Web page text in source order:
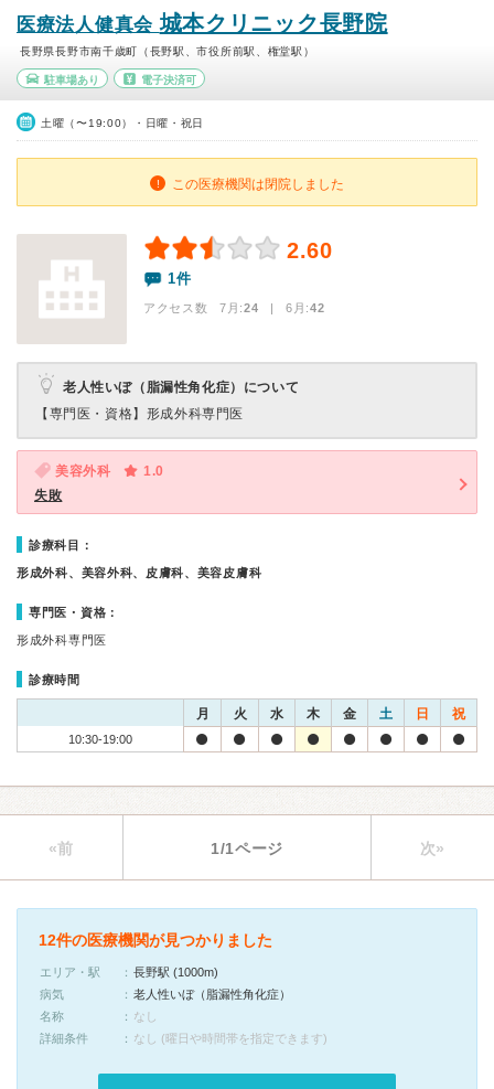
医療法人健真会城本クリニック長野院
長野県長野市南千歳町（長野駅、市役所前駅、権堂駅）
駐車場あり 電子決済可
土曜（〜19:00）・日曜・祝日
この医療機関は閉院しました
2.60
1件
アクセス数 7月:24 | 6月:42
老人性いぼ（脂漏性角化症）について
【専門医・資格】 形成外科専門医
美容外科
1.0
失敗
診療科目：
形成外科、美容外科、皮膚科、美容皮膚科
専門医・資格：
形成外科専門医
診療時間
月 火 水 木 金 土 日 祝
10:30-19:00
«前 1/1ページ 次»
12件の医療機関が見つかりました
エリア・駅
長野駅 (1000m)
病気
老人性いぼ（脂漏性角化症）
名称
なし
詳細条件
なし (曜日や時間帯を指定できます)